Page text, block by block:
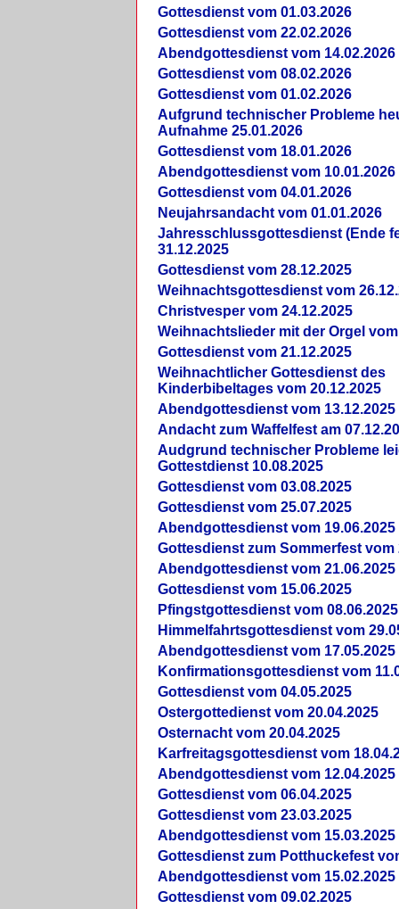
Gottesdienst vom 01.03.2026
Gottesdienst vom 22.02.2026
Abendgottesdienst vom 14.02.2026
Gottesdienst vom 08.02.2026
Gottesdienst vom 01.02.2026
Aufgrund technischer Probleme
Aufnahme 25.01.2026
Gottesdienst vom 18.01.2026
Abendgottesdienst vom 10.01.2026
Gottesdienst vom 04.01.2026
Neujahrsandacht vom 01.01.2026
Jahresschlussgottesdienst (Ende
31.12.2025
Gottesdienst vom 28.12.2025
Weihnachtsgottesdienst vom
Christvesper vom 24.12.2025
Weihnachtslieder mit der Orgel vom
Gottesdienst vom 21.12.2025
Weihnachtlicher Gottesdienst des
Kinderbibeltages vom 20.12.2025
Abendgottesdienst vom 13.12.2025
Andacht zum Waffelfest am
Audgrund technischer Probleme
Gottestdienst 10.08.2025
Gottesdienst vom 03.08.2025
Gottesdienst vom 25.07.2025
Abendgottesdienst vom 19.06.2025
Gottesdienst zum Sommerfest vom
Abendgottesdienst vom 21.06.2025
Gottesdienst vom 15.06.2025
Pfingstgottesdienst vom 08.06.2025
Himmelfahrtsgottesdienst vom
Abendgottesdienst vom 17.05.2025
Konfirmationsgottesdienst vom
Gottesdienst vom 04.05.2025
Ostergottedienst vom 20.04.2025
Osternacht vom 20.04.2025
Karfreitagsgottesdienst vom
Abendgottesdienst vom 12.04.2025
Gottesdienst vom 06.04.2025
Gottesdienst vom 23.03.2025
Abendgottesdienst vom 15.03.2025
Gottesdienst zum Potthuckefest
Abendgottesdienst vom 15.02.2025
Gottesdienst vom 09.02.2025